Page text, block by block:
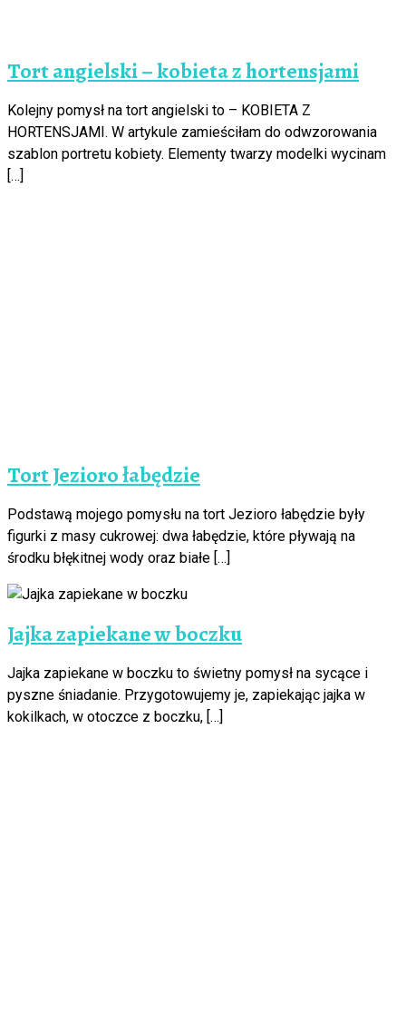
Tort angielski – kobieta z hortensjami
Kolejny pomysł na tort angielski to – KOBIETA Z
HORTENSJAMI. W artykule zamieściłam do odwzorowania
szablon portretu kobiety. Elementy twarzy modelki wycinam
[…]
Tort Jezioro łabędzie
Podstawą mojego pomysłu na tort Jezioro łabędzie były
figurki z masy cukrowej: dwa łabędzie, które pływają na
środku błękitnej wody oraz białe […]
Jajka zapiekane w boczku
Jajka zapiekane w boczku to świetny pomysł na sycące i
pyszne śniadanie. Przygotowujemy je, zapiekając jajka w
kokilkach, w otoczce z boczku, […]